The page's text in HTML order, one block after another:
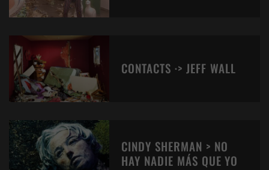
CONTACTS ·> JEFF WALL
CINDY SHERMAN > NO
HAY NADIE MÁS QUE YO